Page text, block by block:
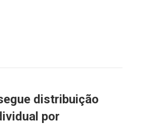
distribuição
por